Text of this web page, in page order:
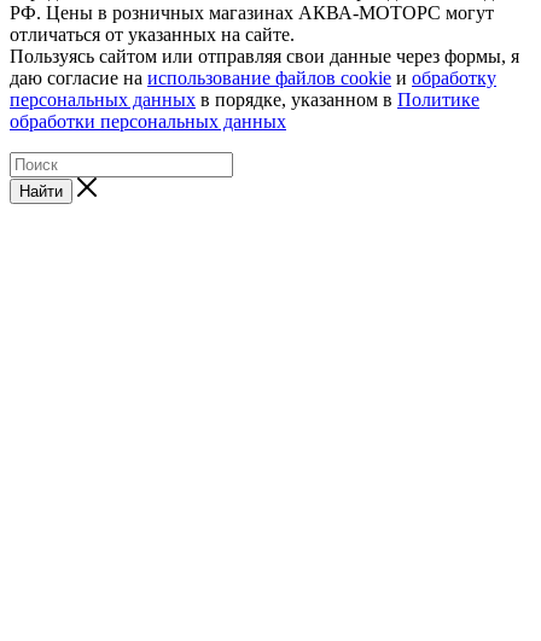
РФ. Цены в розничных магазинах АКВА-МОТОРС могут
отличаться от указанных на сайте.
Пользуясь сайтом или отправляя свои данные через формы, я
даю согласие на использование файлов cookie и обработку
персональных данных в порядке, указанном в Политике
обработки персональных данных
Найти